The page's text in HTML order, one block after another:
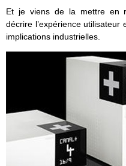
Et je viens de la mettre en
décrire l’expérience
implications industrielles.